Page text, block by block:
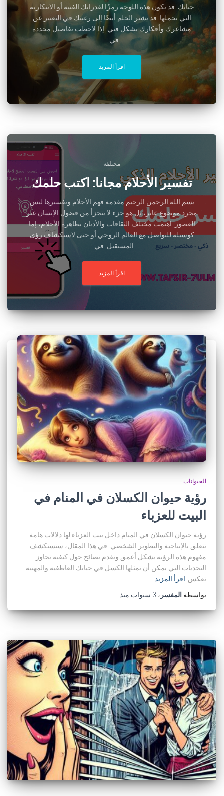
حياتك. قد تكون هذه اللوحة رمزًا لقدراتك الفنية أو الابتكارية
التي تحملها. قد يشير الحلم أيضًا إلى رغبتك في التعبير عن
مشاعرك وأفكارك بشكل فني. إذا لاحظت تفاصيل محددة
في...
اقرأ المزيد
مختلفة
تفسير الأحلام مجانا: اكتب حلمك
بسم الله الرحمن الرحيم مقدمة فهم الأحلام وتفسيرها ليس
مجرد موضوع عابر، بل هو جزء لا يتجزأ من فضول الإنسان عبر
العصور. اهتمت مختلف الثقافات والأديان بظاهرة الأحلام، إما
كوسيلة للتواصل مع العالم الروحي أو حتى لاستكشاف رؤى
المستقبل. في...
اقرأ المزيد
الحيوانات
رؤية حيوان الكسلان في المنام في
البيت للعزباء
رؤية حيوان الكسلان في المنام داخل بيت العزباء لها دلالات هامة
تتعلق بالإنتاجية والتطوير الشخصي. في هذا المقال، سنستكشف
مفهوم هذه الرؤية بشكل أعمق ونقدم نصائح حول كيفية تجاوز
التحديات التي يمكن أن تمثلها الكسل في حياتك العاطفية والمهنية.
تعكس اقرأ المزيد…
بواسطة المفسر ، 3 سنوات منذ